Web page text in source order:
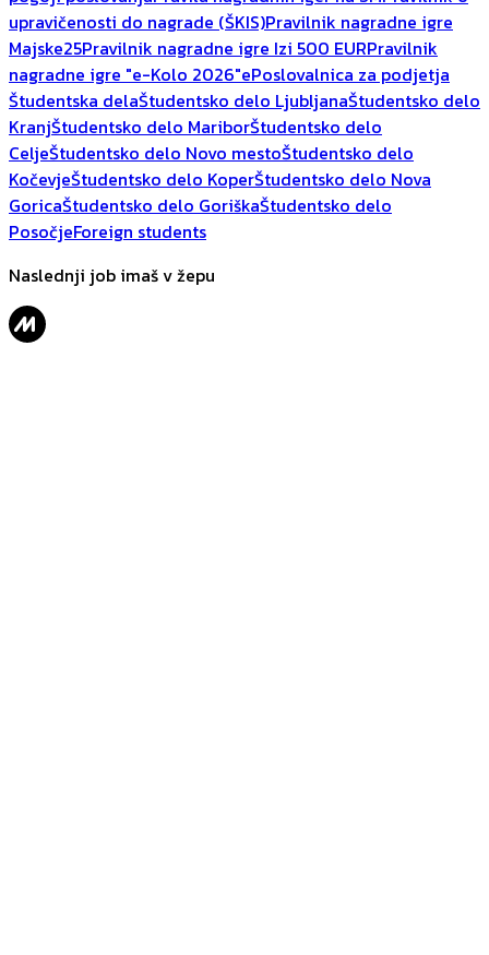
upravičenosti do nagrade (ŠKIS)Pravilnik nagradne igre
Majske25Pravilnik nagradne igre Izi 500 EURPravilnik
nagradne igre "e-Kolo 2026"ePoslovalnica za podjetja
Študentska delaŠtudentsko delo LjubljanaŠtudentsko delo
KranjŠtudentsko delo MariborŠtudentsko delo
CeljeŠtudentsko delo Novo mestoŠtudentsko delo
KočevjeŠtudentsko delo KoperŠtudentsko delo Nova
GoricaŠtudentsko delo GoriškaŠtudentsko delo
PosočjeForeign students
Naslednji job imaš v žepu